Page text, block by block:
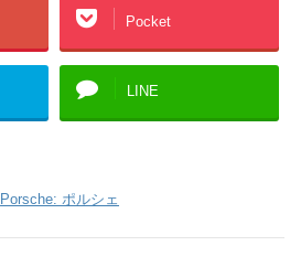
Pocket
LINE
Porsche: ポルシェ